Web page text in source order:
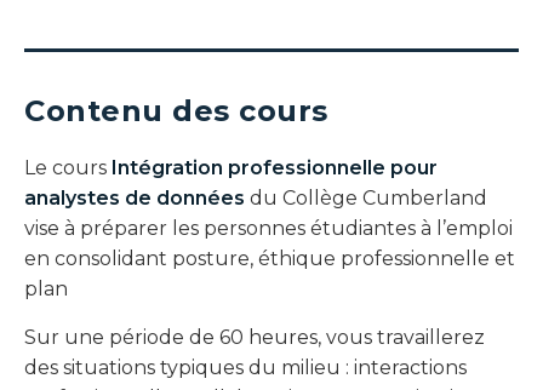
Contenu des cours
Le cours Intégration professionnelle pour
analystes de données du Collège Cumberland
vise à préparer les personnes étudiantes à l’emploi
en consolidant posture, éthique professionnelle et
plan
Sur une période de 60 heures, vous travaillerez
des situations typiques du milieu : interactions